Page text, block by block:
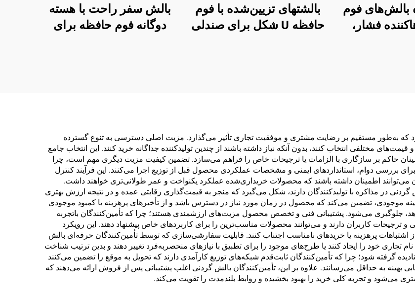
فوم
فشار،
بالشتهای تزیین‌شده با فوم
حافظه U شکل برای صندلی
بالش سفر راحت با هسته
دوگانه فوم حافظه برای
که به‌طور مستقیم بر رضایت مشتری و موفقیت تجاری تأثیر می‌گذارد. مزیت اصلی دسترسی به تنوع گسترده
مختلفی انتخاب کنند، بدون آنکه نیاز داشته باشند از چندین تولیدکننده جداگانه خرید کنند. این انتخاب جامع
حاکم بر سازگاری با الزامات یا ترجیحات خاص را فراهم می‌سازد. تضمین کیفیت مزیت دیگری مهم است، چرا
بررسی دوام، استانداردهای ایمنی و مشخصات عملکردی محصول قبل از توزیع اجرا می‌کنند. این فرآیند کنترل
اطمینان داشته باشند که محصولات خریداری‌شده عملکرد یکنواخت و عمر طولانی‌تری خواهند داشت.
در مذاکره با تولیدکنندگان دارند، شکل می‌گیرد که منجر به قیمت‌گذاری رقابتی عمده و در نتیجه ارزش بهتری
موجودی، تضمین می‌کند که محصول در زمان مورد نیاز در دسترس باشد و از تأخیرهای پرهزینه یا کمبود موجودی
جلوگیری می‌شود. پشتیبانی فنی و تخصص محصول مزیت‌های ارزشمندی هستند؛ چرا که تأمین‌کنندگان باتجربه
ترجیحات کاربران دارند و می‌توانند محصولات مناسب‌ترین را برای کاربردهای خاص پیشنهاد دهند. این رویکرد
اشتباهات پرهزینه یا خریدهای نامناسب اجتناب کنند. قابلیت سفارشی‌سازی که توسط تأمین‌کنندگان حرفه‌ای بالش
تجاری خود را ایجاد کنند یا طرح‌های موجود را برای تطبیق با نیازهای منحصربه‌فرد تغییر دهند و بدین ترتیب شناخت
گرفته شود؛ چرا که تأمین‌کنندگان ثابت‌قدم شبکه‌های توزیع کارآمدی دارند که تحویل به موقع را تضمین می‌کنند
به حداقل می‌رسانند. علاوه بر این، تأمین‌کنندگان بالش گردنی اغلب پشتیبانی پس از فروش ارائه می‌دهند که
و تجربه کلی خرید را بهبود بخشیده و روابط بلندمدت را تقویت می‌کند.